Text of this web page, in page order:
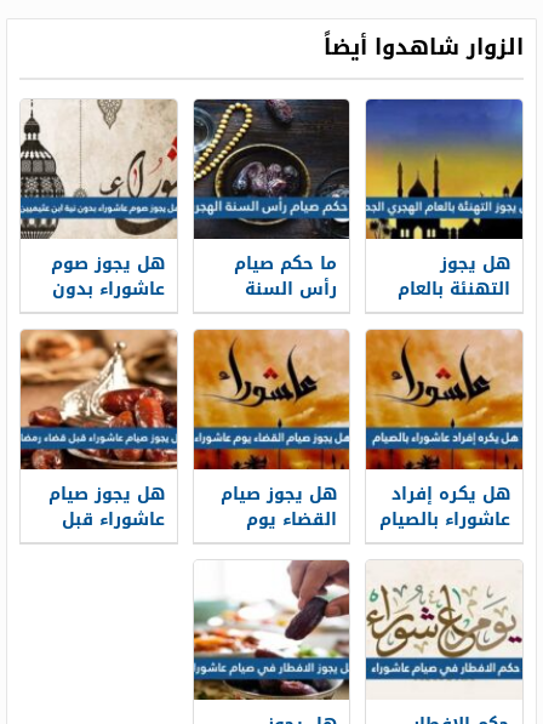
الزوار شاهدوا أيضاً
هل يجوز
التهنئة بالعام
الهجري الجديد
1448
ما حكم صيام
رأس السنة
الهجرية
هل يجوز صوم
عاشوراء بدون
نية ابن عثيميين
هل يكره إفراد
عاشوراء بالصيام
هل يجوز صيام
القضاء يوم
عاشوراء
هل يجوز صيام
عاشوراء قبل
قضاء رمضان